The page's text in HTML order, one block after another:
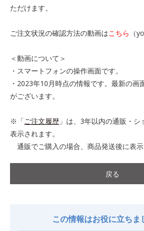
ただけます。
ご注文状況の確認方法の動画はこちら （
＜動画について＞
・スマートフォンの操作画面です。
・2023年10月時点の情報です。最新の画
がございます。
※「ご注文履歴 」は、3年以内の通販・
表示されます。
通販でご購入の場合、商品発送後に表示
戻る
この情報はお役に立ちま